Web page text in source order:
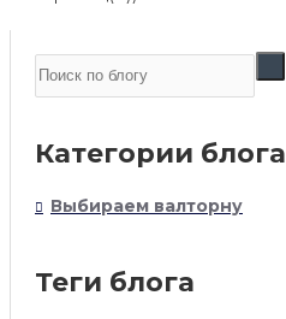
Категории блога
Выбираем валторну
Теги блога